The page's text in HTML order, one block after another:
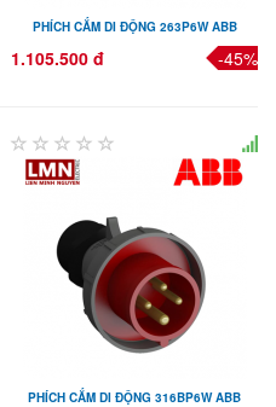
PHÍCH CẮM DI ĐỘNG 263P6W ABB
1.105.500 đ -45%
PHÍCH CẮM DI ĐỘNG 316BP6W ABB